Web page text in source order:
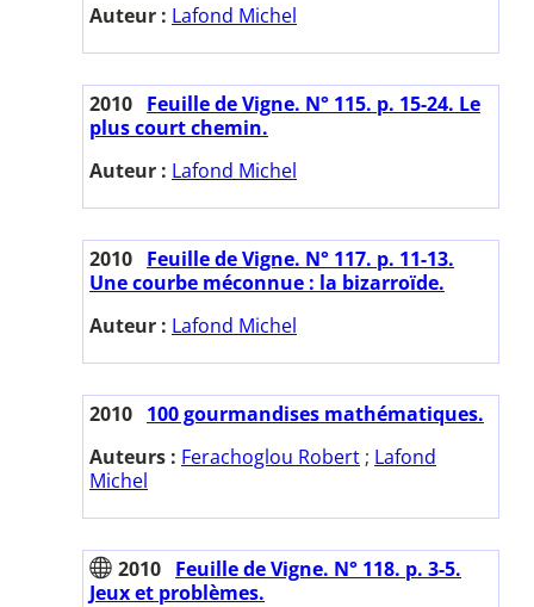
Auteur : Lafond Michel
2010 Feuille de Vigne. N° 115. p. 15-24. Le
plus court chemin.
Auteur : Lafond Michel
2010 Feuille de Vigne. N° 117. p. 11-13.
Une courbe méconnue : la bizarroïde.
Auteur : Lafond Michel
2010 100 gourmandises mathématiques.
Auteurs : Ferachoglou Robert ; Lafond
Michel
2010 Feuille de Vigne. N° 118. p. 3-5.
Jeux et problèmes.